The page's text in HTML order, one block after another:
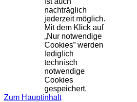
nachträglich
jederzeit möglich.
Mit dem Klick auf
„Nur notwendige
Cookies” werden
lediglich
technisch
notwendige
Cookies
gespeichert.
Zum Hauptinhalt